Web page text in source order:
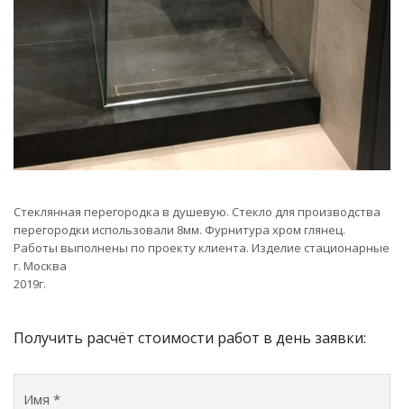
Стеклянная перегородка в душевую. Стекло для производства
перегородки использовали 8мм. Фурнитура хром глянец.
Работы выполнены по проекту клиента. Изделие стационарные
г. Москва
2019г.
Получить расчёт стоимости работ в день заявки:
Имя *